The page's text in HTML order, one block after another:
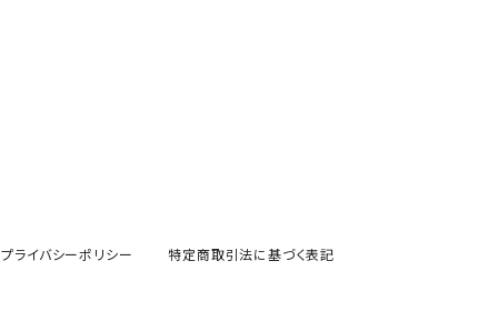
プライバシーポリシー 特定商取引法に基づく表記